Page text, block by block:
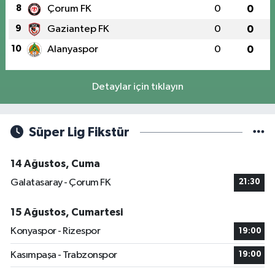
8 Çorum FK 0 0
9 Gaziantep FK 0 0
10 Alanyaspor 0 0
Detaylar için tıklayın
Süper Lig Fikstür
14 Ağustos, Cuma
Galatasaray - Çorum FK
21:30
15 Ağustos, Cumartesi
Konyaspor - Rizespor
19:00
Kasımpaşa - Trabzonspor 19:00